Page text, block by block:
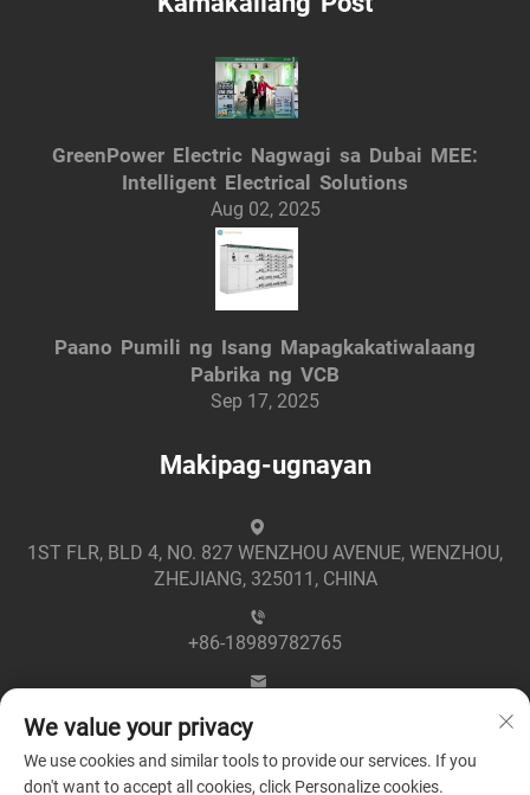
GreenPower Electric Nagwagi sa Dubai MEE:
Intelligent Electrical Solutions
Aug 02, 2025
Paano Pumili ng Isang Mapagkakatiwalaang
Pabrika ng VCB
Sep 17, 2025
Makipag-ugnayan
1ST FLR, BLD 4, NO. 827 WENZHOU AVENUE, WENZHOU,
ZHEJIANG, 325011, CHINA
+86-18989782765
We value your privacy
We use cookies and similar tools to provide our services. If you
don't want to accept all cookies, click Personalize cookies.